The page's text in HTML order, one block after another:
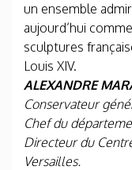
un ensemble
aujourd’hui
sculptures
Louis XIV.
ALEXANDRE
Conservateur
Chef du
Directeur du
Versailles.